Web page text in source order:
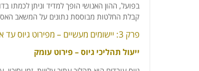
בפועל, ההון האנושי הופך למדיד וניתן לכמתו
קבלת החלטות מבוססת נתונים על המשאב
פרק 3: יישומים מעשיים – מפירוט גיוס עד אופטימיזציה ארגונית
ייעול תהליכי גיוס – פירוט עומק